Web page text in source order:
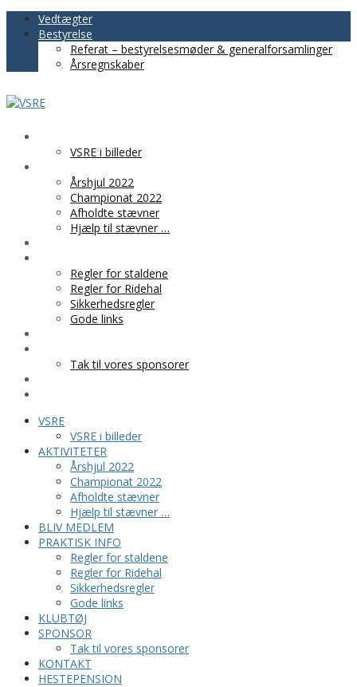
Vedtægter
Bestyrelse
Referat – bestyrelsesmøder & generalforsamlinger
Årsregnskaber
VSRE i billeder
Årshjul 2022
Championat 2022
Afholdte stævner
Hjælp til stævner …
Regler for staldene
Regler for Ridehal
Sikkerhedsregler
Gode links
Tak til vores sponsorer
VSRE
VSRE i billeder
AKTIVITETER
Årshjul 2022
Championat 2022
Afholdte stævner
Hjælp til stævner …
BLIV MEDLEM
PRAKTISK INFO
Regler for staldene
Regler for Ridehal
Sikkerhedsregler
Gode links
KLUBTØJ
SPONSOR
Tak til vores sponsorer
KONTAKT
HESTEPENSION